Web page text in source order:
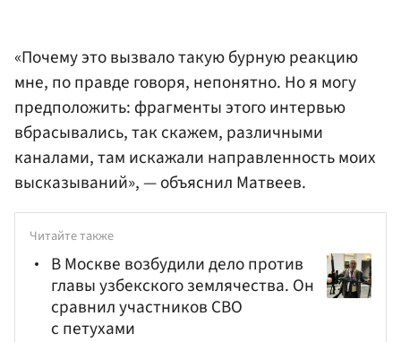
«Почему это вызвало такую бурную реакцию
мне, по правде говоря, непонятно. Но я могу
предположить: фрагменты этого интервью
вбрасывались, так скажем, различными
каналами, там искажали направленность моих
высказываний», — объяснил Матвеев.
Читайте также
В Москве возбудили дело против
главы узбекского землячества. Он
сравнил участников СВО
с петухами